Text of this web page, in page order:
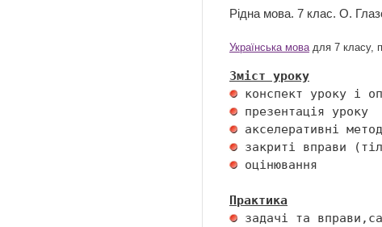
Рідна мова. 7 клас. О.
Українська мовадля 7 класу,
Зміст уроку
оцінювання
Практика